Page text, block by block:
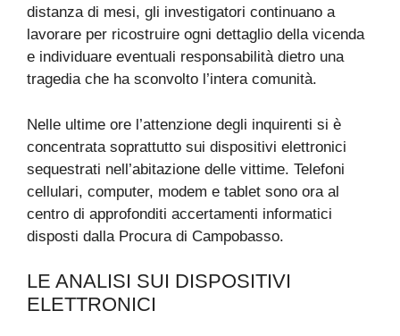
distanza di mesi, gli investigatori continuano a
lavorare per ricostruire ogni dettaglio della vicenda
e individuare eventuali responsabilità dietro una
tragedia che ha sconvolto l’intera comunità.
Nelle ultime ore l’attenzione degli inquirenti si è
concentrata soprattutto sui dispositivi elettronici
sequestrati nell’abitazione delle vittime. Telefoni
cellulari, computer, modem e tablet sono ora al
centro di approfonditi accertamenti informatici
disposti dalla Procura di Campobasso.
LE ANALISI SUI DISPOSITIVI
ELETTRONICI